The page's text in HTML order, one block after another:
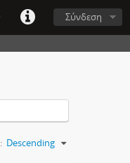
Σύνδεση
Descending